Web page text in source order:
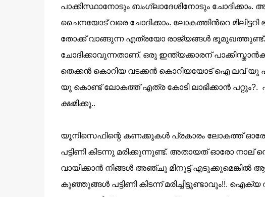
പാക്കിസ്ഥാനോടും ബംഗ്ലാദേശിനോടും ചോദിക്കാം.
ചൈനയോട് വരെ ചോദിക്കാം. ലോകത്തിന്‍റെ മിലിട്ടറി
തോക്ക് വാങ്ങുന്ന എത്രയോ രാജ്യങ്ങള്‍
ചോദിക്കാവുന്നതാണ്. ഒരു ഇന്ത്യക്കാരന്
തെക്കന്‍ കൊറിയ വടക്കന്‍ കൊറിയയോട് ഐ ലവ് യു
യു കൊണ്ട് ലോകത്ത് എത്ര കോടി ലാഭിക്കാന്‍ പറ്റും?.
ക്ഷമിക്കൂ..
യൂനിസെഫിന്റെ കണക്കുകള്‍ പ്രകാരം ലോകത്ത്
പട്ടിണി കിടന്നു മരിക്കുന്നുണ്ട്. അതായത് ഓരോ നാല്
വായിക്കാന്‍ നിങ്ങള്‍ അഞ്ചു മിനുട്ട്
കുഞ്ഞുങ്ങള്‍ പട്ടിണി കിടന്ന് മരിച്ചിട്ടുണ്ടാവും!!.